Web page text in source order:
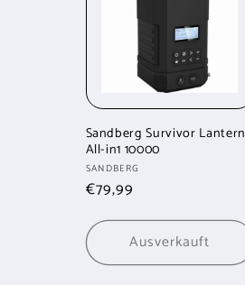
Sandberg Survivor Lantern
All-in1 10000
Anbieter:
SANDBERG
Normaler
€79,99
Ausverkauft